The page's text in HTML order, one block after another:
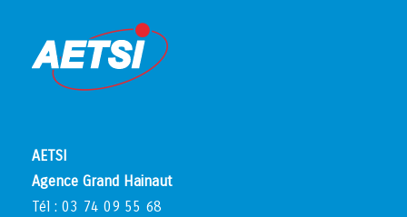
AETSI
Agence Grand Hainaut
Tél : 03 74 09 55 68